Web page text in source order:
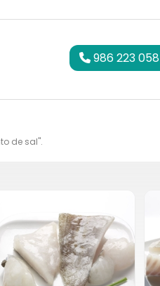
de sal".
986 223 058